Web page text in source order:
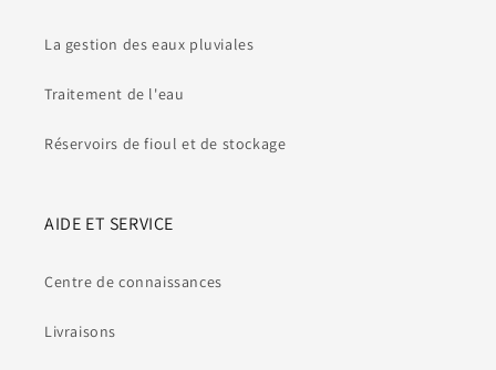
La gestion des eaux pluviales
Traitement de l'eau
Réservoirs de fioul et de stockage
AIDE ET SERVICE
Centre de connaissances
Livraisons